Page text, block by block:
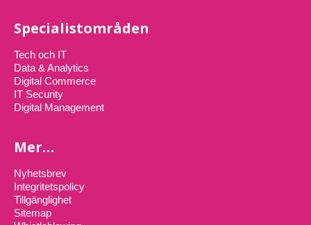
Specialistområden
Tech och IT
Data & Analytics
Digital Commerce
IT Security
Digital Management
Mer…
Nyhetsbrev
Integritetspolicy
Tillgänglighet
Sitemap